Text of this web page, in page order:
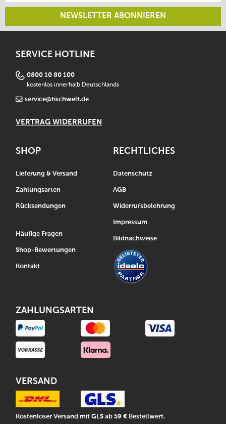
NEWSLETTER ABONNIEREN
SERVICE HOTLINE
0800 10 80 100
kostenlos innerhalb Deutschlands
service@tischwelt.de
VERTRAG WIDERRUFEN
SHOP
Lieferung & Versand
Zahlungsarten
Rücksendungen
Häufige Fragen
Shop-Bewertungen
Kontakt
RECHTLICHES
Datenschutz
AGB
Widerrufsbelehrung
Impressum
Bildnachweise
ZAHLUNGSARTEN
VERSAND
Kostenloser Versand mit GLS ab 59 € Bestellwert.